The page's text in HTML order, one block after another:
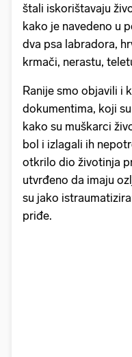
štali iskorištavaju
kako je navedeno u
dva psa labradora,
krmači, nerastu,
Ranije smo objavili i
dokumentima, koji
kako su muškarci
bol i izlagali ih
otkrilo dio životinja
utvrđeno da imaju
su jako
priđe.